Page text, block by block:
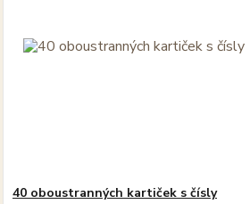
40 oboustranných kartiček s čísly